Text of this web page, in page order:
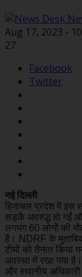
Aug 17, 2023 -
27
Facebook
Twitter
नई दिल्ली
हिमाचल प्रदेश में इस
सड़कें अवरुद्ध हो गईं
लगभग 60 लोगों की
है। NDRF के
टीमों को तैनात किया
अवस्था में रखा गया
और स्थानीय